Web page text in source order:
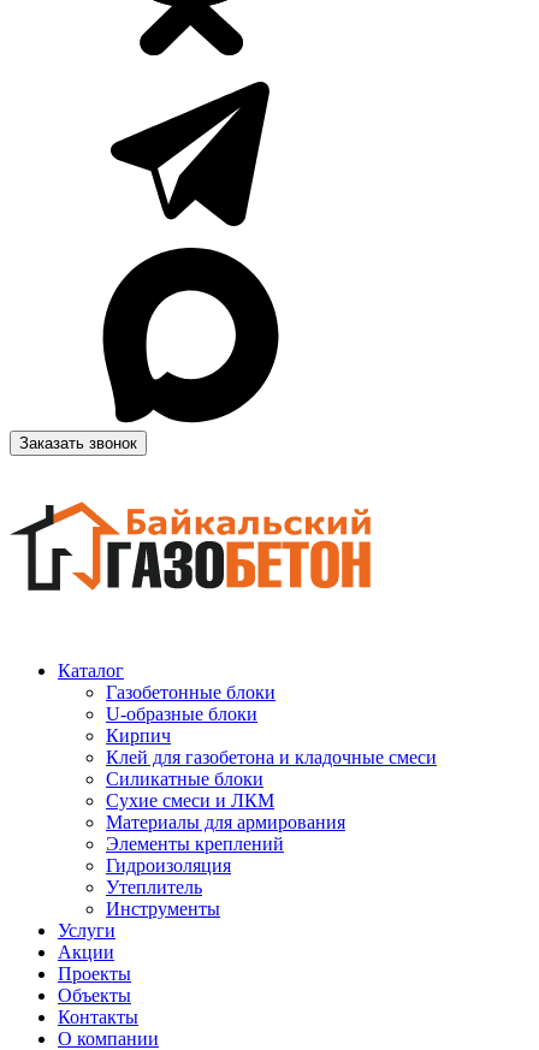
Заказать звонок
Каталог
Газобетонные блоки
U-образные блоки
Кирпич
Клей для газобетона и кладочные смеси
Силикатные блоки
Сухие смеси и ЛКМ
Материалы для армирования
Элементы креплений
Гидроизоляция
Утеплитель
Инструменты
Услуги
Акции
Проекты
Объекты
Контакты
О компании